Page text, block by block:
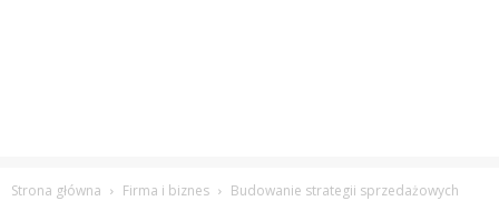
Strona główna Firma i biznes Budowanie strategii sprzedażowych